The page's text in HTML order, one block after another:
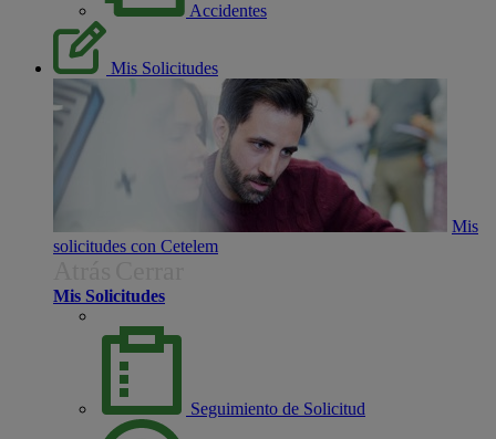
Accidentes
Mis Solicitudes
Mis
solicitudes con Cetelem
Mis Solicitudes
Seguimiento de Solicitud